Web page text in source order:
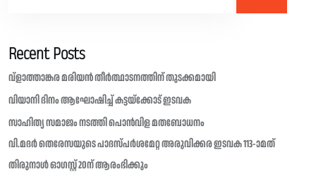
Recent Posts
വ്ളാത്താങ്കര മരിയൻ തീർത്ഥാടനത്തിന് തുടക്കമായി
വിയാനി ദിനം ആഘോഷിച്ച് കട്ടയ്ക്കോട് ഇടവക
സാഹിത്യ സമാജം നടത്തി പൊൻവിള മതബോധനം
വി.മദർ തെരേസയുടെ പാദസ്പർശമേറ്റ അരുവിക്കര ഇടവക 113-ാമത്
തിരുനാൾ ഓഗസ്റ്റ് 20ന് ആരംഭിക്കും